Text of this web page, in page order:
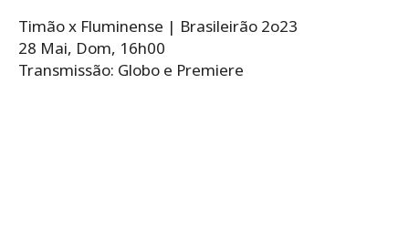
Timão x Fluminense | Brasileirão 2o23
28 Mai, Dom, 16h00
Transmissão: Globo e Premiere